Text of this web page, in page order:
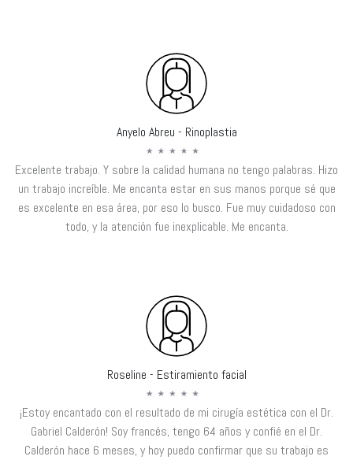
Anyelo Abreu - Rinoplastia
Excelente trabajo. Y sobre la calidad humana no tengo palabras. Hizo
un trabajo increíble. Me encanta estar en sus manos porque sé que
es excelente en esa área, por eso lo busco. Fue muy cuidadoso con
todo, y la atención fue inexplicable. Me encanta.
Roseline - Estiramiento facial
¡Estoy encantado con el resultado de mi cirugía estética con el Dr.
Gabriel Calderón! Soy francés, tengo 64 años y confié en el Dr.
Calderón hace 6 meses, y hoy puedo confirmar que su trabajo es